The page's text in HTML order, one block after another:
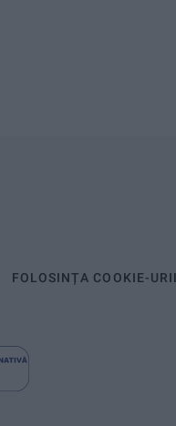
FOLOSINȚA COOKIE-